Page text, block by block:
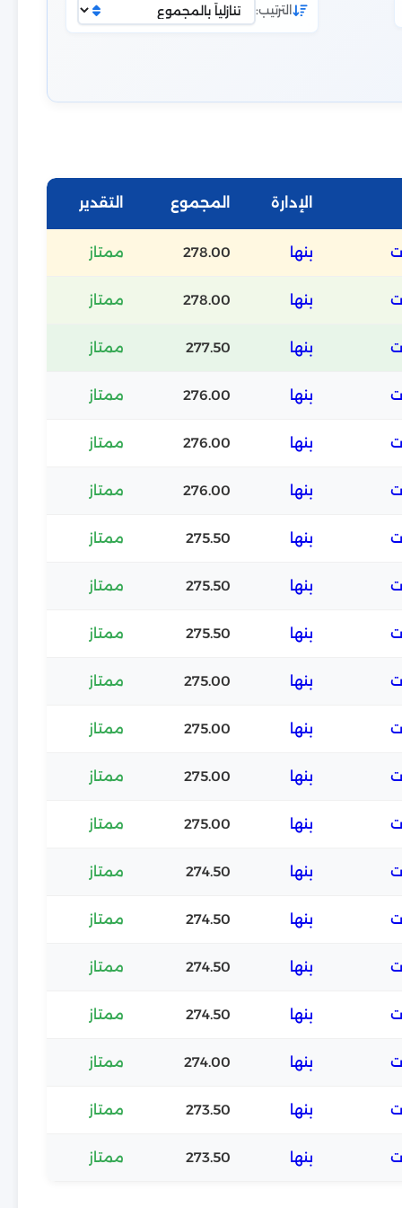
الترتيب:
الإدارة المجموع التقدير
بنها 278.00 ممتاز
بنها 278.00 ممتاز
بنها 277.50 ممتاز
بنها 276.00 ممتاز
بنها 276.00 ممتاز
بنها 276.00 ممتاز
بنها 275.50 ممتاز
بنها 275.50 ممتاز
بنها 275.50 ممتاز
بنها 275.00 ممتاز
بنها 275.00 ممتاز
بنها 275.00 ممتاز
بنها 275.00 ممتاز
بنها 274.50 ممتاز
بنها 274.50 ممتاز
بنها 274.50 ممتاز
بنها 274.50 ممتاز
بنها 274.00 ممتاز
بنها 273.50 ممتاز
بنها 273.50 ممتاز